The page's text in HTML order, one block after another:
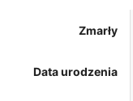
Zmarły
Data urodzenia